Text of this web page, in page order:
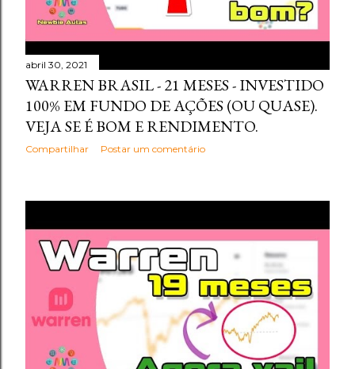
abril 30, 2021
WARREN BRASIL - 21 MESES - INVESTIDO
100% EM FUNDO DE AÇÕES (OU QUASE).
VEJA SE É BOM E RENDIMENTO.
Compartilhar Postar um comentário